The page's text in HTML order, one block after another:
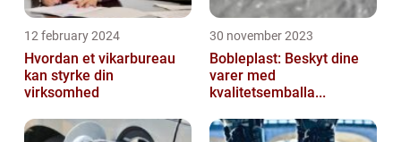
12 february 2024
Hvordan et vikarbureau
kan styrke din
virksomhed
30 november 2023
Bobleplast: Beskyt dine
varer med
kvalitetsemballa...